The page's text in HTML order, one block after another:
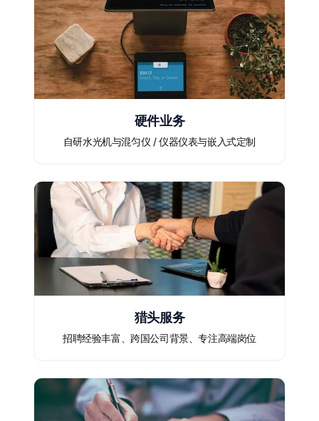
硬件业务
自研水光机与混匀仪 / 仪器仪表与嵌入式定制
猎头服务
招聘经验丰富、跨国公司背景、专注高端岗位